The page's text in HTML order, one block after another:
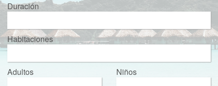
Duración
Habitaciones
Adultos Niños